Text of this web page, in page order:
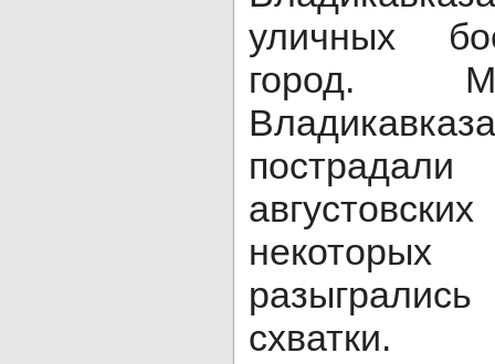
уличных
город.
схватки.